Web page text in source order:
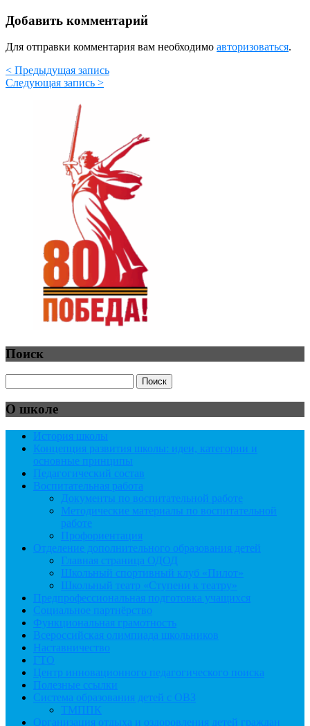
Добавить комментарий
Для отправки комментария вам необходимо авторизоваться.
< Предыдущая запись
Следующая запись >
Поиск
О школе
История школы
Концепция развития школы: идеи, категории и
основные принципы
Педагогический состав
Воспитательная работа
Документы по воспитательной работе
Методические материалы по воспитательной
работе
Профориентация
Отделение дополнительного образования детей
Главная страница ОДОД
Школьный спортивный клуб «Пилот»
Школьный театр «Ступени к театру»
Предпрофессиональная подготовка учащихся
Социальное партнёрство
Функциональная грамотность
Всероссийская олимпиада школьников
Наставничество
ГТО
Центр инновационного педагогического поиска
Полезные ссылки
Система образования детей с ОВЗ
ТМППК
Организация отдыха и оздоровления детей граждан